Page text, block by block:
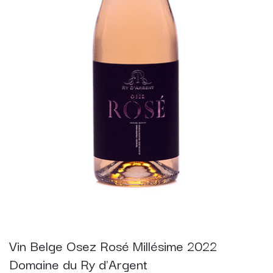
Vin Belge Osez Rosé Millésime 2022
Domaine du Ry d'Argent